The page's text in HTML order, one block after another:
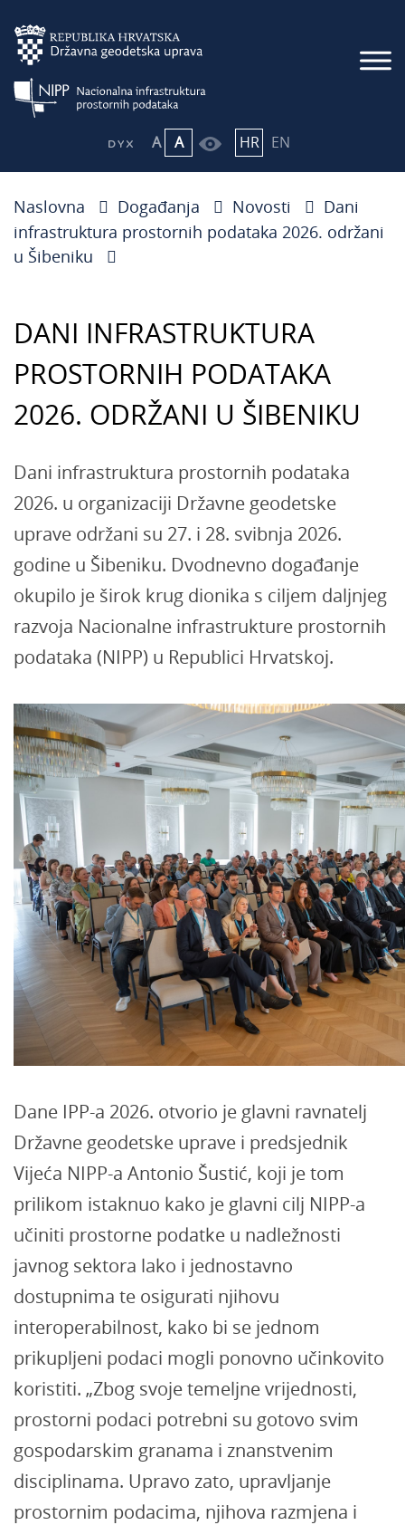
A A HR EN
Naslovna Događanja Novosti
Dani
infrastruktura prostornih podataka 2026. održani
u Šibeniku
DANI INFRASTRUKTURA
PROSTORNIH PODATAKA
2026. ODRŽANI U ŠIBENIKU
Dani infrastruktura prostornih podataka
2026. u organizaciji Državne geodetske
uprave održani su 27. i 28. svibnja 2026.
godine u Šibeniku. Dvodnevno događanje
okupilo je širok krug dionika s ciljem daljnjeg
razvoja Nacionalne infrastrukture prostornih
podataka (NIPP) u Republici Hrvatskoj.
Dane IPP-a 2026. otvorio je glavni ravnatelj
Državne geodetske uprave i predsjednik
Vijeća NIPP-a Antonio Šustić, koji je tom
prilikom istaknuo kako je glavni cilj NIPP-a
učiniti prostorne podatke u nadležnosti
javnog sektora lako i jednostavno
dostupnima te osigurati njihovu
interoperabilnost, kako bi se jednom
prikupljeni podaci mogli ponovno učinkovito
koristiti. „Zbog svoje temeljne vrijednosti,
prostorni podaci potrebni su gotovo svim
gospodarskim granama i znanstvenim
disciplinama. Upravo zato, upravljanje
prostornim podacima, njihova razmjena i